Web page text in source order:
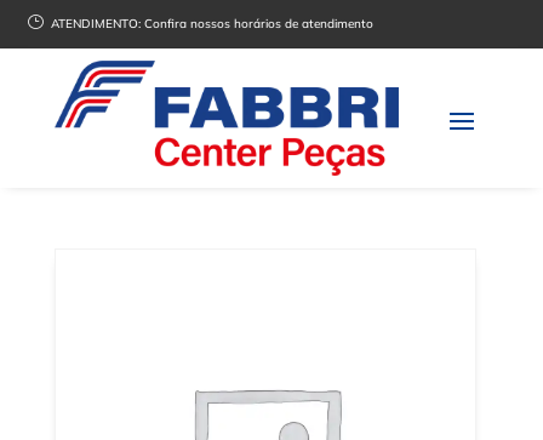
} ATENDIMENTO:Confira nossos horários de atendimento